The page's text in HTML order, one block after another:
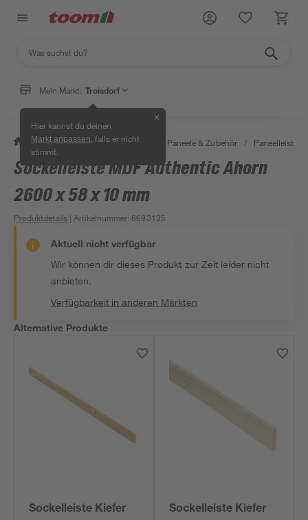
Mein Markt: Troisdorf
Hier kannst du deinen
Markt anpassen , falls er nicht
stimmt.
✕
/ Bauen & Renovieren / Holz Paneele & Zubehör / Paneelleisten
Sockelleiste MDF Authentic Ahorn
2600 x 58 x 10 mm
Produktdetails | Artikelnummer: 8693135
Aktuell nicht verfügbar
Wir können dir dieses Produkt zur Zeit leider nicht
anbieten.
Verfügbarkeit in anderen Märkten
Alternative Produkte
Sockelleiste Kiefer
Sockelleiste Kiefer